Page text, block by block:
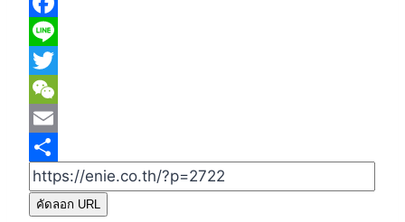
Facebook
Line
Twitter
WeChat
Email
Share
คัดลอก URL